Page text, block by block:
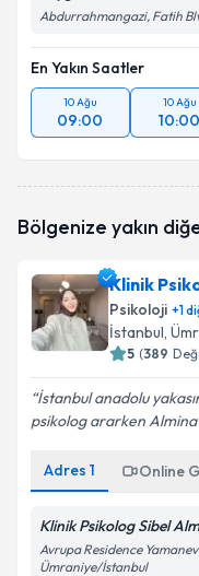
Abdurrahmangazi, Fatih
En Yakın Saatler
10 Ağu
09:00
10 Ağu
10:00
Bölgenize yakın
Klinik
Psikoloji +1
İstanbul,
5 (389
İstanbul anadolu
psikolog ararken Almina
Adres 1 Online
Klinik Psikolog Sibel
Avrupa Residence
Ümraniye/İstanbul